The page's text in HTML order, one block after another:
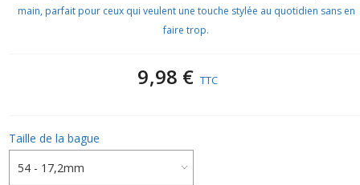
main, parfait pour ceux qui veulent une touche stylée au quotidien sans en
faire trop.
9,98 € TTC
Taille de la bague